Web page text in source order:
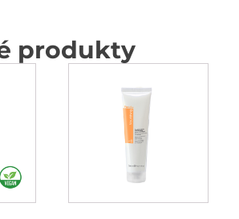
produkty